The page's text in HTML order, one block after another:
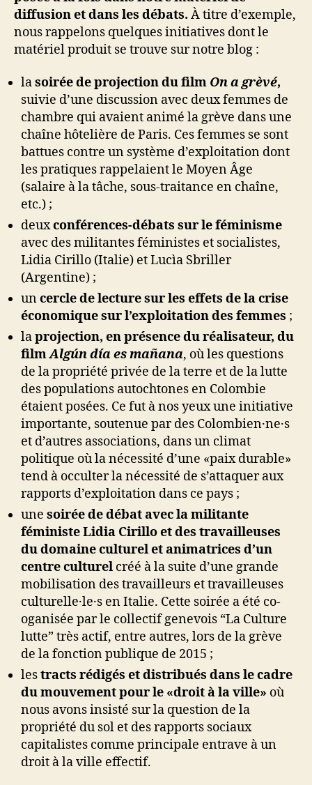
diffusion et dans les débats. À titre d’exemple,
nous rappelons quelques initiatives dont le
matériel produit se trouve sur notre blog :
lasoirée de projection du film On a grèvé,
suivie d’une discussion avec deux femmes de
chambre qui avaient animé la grève dans une
chaîne hôtelière de Paris. Ces femmes se sont
battues contre un système d’exploitation dont
les pratiques rappelaient le Moyen Âge
(salaire à la tâche, sous-traitance en chaîne,
etc.) ;
deuxconférences-débats sur le féminisme
avec des militantes féministes et socialistes,
Lidia Cirillo (Italie) et Lucìa Sbriller
(Argentine) ;
uncercle de lecture sur les effets de la crise
économique sur l’exploitation des femmes ;
laprojection, en présence du réalisateur, du
filmAlgún día es mañana, où les questions
de la propriété privée de la terre et de la lutte
des populations autochtones en Colombie
étaient posées. Ce fut à nos yeux une initiative
importante, soutenue par des Colombien·ne·s
et d’autres associations, dans un climat
politique où la nécessité d’une «paix durable»
tend à occulter la nécessité de s’attaquer aux
rapports d’exploitation dans ce pays ;
une soirée de débat avec la militante
féministe Lidia Cirillo et des travailleuses
du domaine culturel et animatrices d’un
centre culturel créé à la suite d’une grande
mobilisation des travailleurs et travailleuses
culturelle·le·s en Italie. Cette soirée a été co-
oganisée par le collectif genevois “La Culture
lutte” très actif, entre autres, lors de la grève
de la fonction publique de 2015 ;
lestracts rédigés et distribués dans le cadre
du mouvement pour le «droit à la ville» où
nous avons insisté sur la question de la
propriété du sol et des rapports sociaux
capitalistes comme principale entrave à un
droit à la ville effectif.